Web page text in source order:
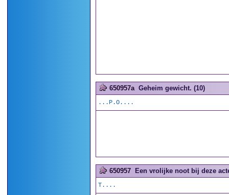
650957a Geheim gewicht. (10)
...P.O....
650957 Een vrolijke noot bij deze
T....